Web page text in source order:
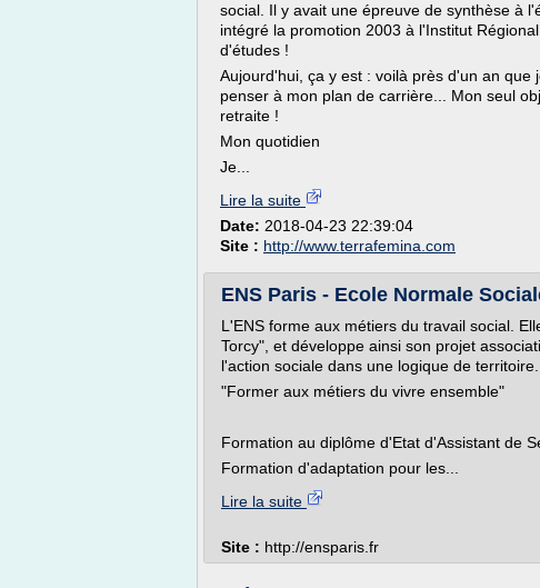
social. Il y avait une épreuve de synthèse à
intégré la promotion 2003 à l'Institut
d'études !
Aujourd'hui, ça y est : voilà près d'un an que
penser à mon plan de carrière... Mon seul
retraite !
Mon quotidien
Je...
Lire la suite
Date: 2018-04-23 22:39:04
Site : http://www.terrafemina.com
ENS Paris - Ecole Normale
L'ENS forme aux métiers du travail social.
Torcy", et développe ainsi son projet
l'action sociale dans une logique de territoire.
"Former aux métiers du vivre ensemble"
Formation au diplôme d'Etat d'Assistant de
Formation d'adaptation pour les...
Lire la suite
Site : http://ensparis.fr